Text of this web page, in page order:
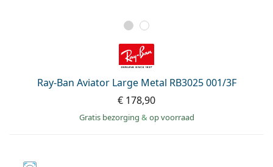
Ray-Ban Aviator Large Metal RB3025 001/3F
€ 178,90
Gratis bezorging & op voorraad